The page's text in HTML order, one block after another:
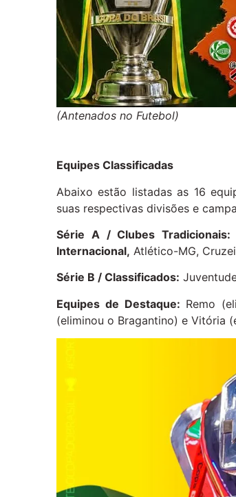
(Antenados no Futebol)
Equipes Classificadas
Abaixo estão listadas as 16
suas respectivas divisões e
Série A / Clubes Tradicionais:
Internacional, Atlético-MG,
Série B / Classificados:
Equipes de Destaque: Remo
(eliminou o Bragantino) e Vitória